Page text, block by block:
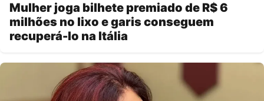
Mulher joga bilhete premiado de R$ 6
milhões no lixo e garis conseguem
recuperá-lo na Itália